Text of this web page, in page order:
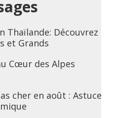
Thaïlande: Découvrez
et Grands
Cœur des Alpes
cher en août : Astuces